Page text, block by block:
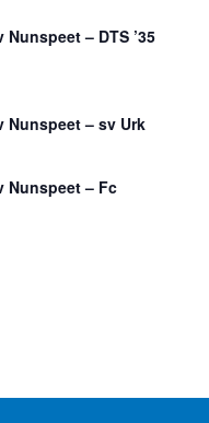
– DTS ’35
Nunspeet – sv Urk
Nunspeet – Fc